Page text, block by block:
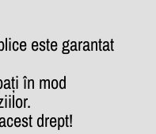
este garantat
în mod
drept!